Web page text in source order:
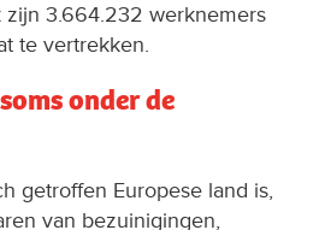
zijn 3.664.232 werknemers
te vertrekken.
onder de
getroffen Europese land is,
van bezuinigingen,